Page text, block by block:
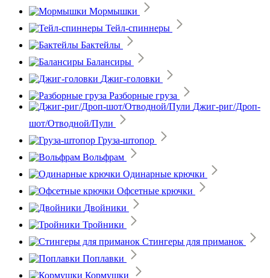
Мормышки
Тейл-спиннеры
Бактейлы
Балансиры
Джиг-головки
Разборные груза
Джиг-риг/Дроп-
шот/Отводной/Пули
Груза-штопор
Вольфрам
Одинарные крючки
Офсетные крючки
Двойники
Тройники
Стингеры для приманок
Поплавки
Кормушки